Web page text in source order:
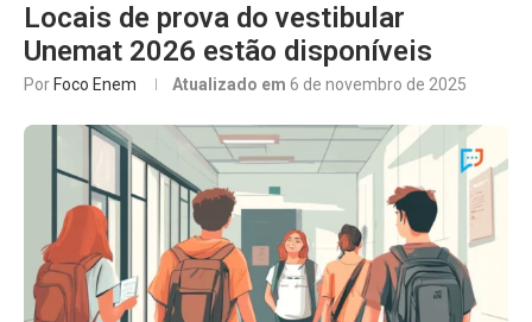
Locais de prova do vestibular
Unemat 2026 estão disponíveis
Por Foco Enem Atualizado em 6 de novembro de 2025